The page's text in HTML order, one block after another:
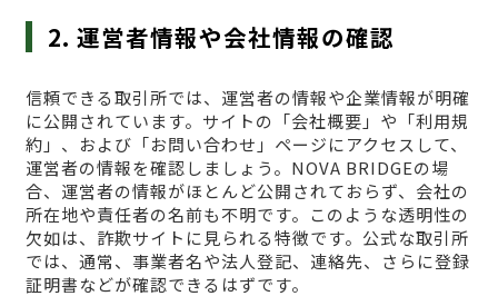
2. 運営者情報や会社情報の確認
信頼できる取引所では、運営者の情報や企業情報が明確
に公開されています。サイトの「会社概要」や「利用規
約」、および「お問い合わせ」ページにアクセスして、
運営者の情報を確認しましょう。NOVA BRIDGEの場
合、運営者の情報がほとんど公開されておらず、会社の
所在地や責任者の名前も不明です。このような透明性の
欠如は、詐欺サイトに見られる特徴です。公式な取引所
では、通常、事業者名や法人登記、連絡先、さらに登録
証明書などが確認できるはずです。